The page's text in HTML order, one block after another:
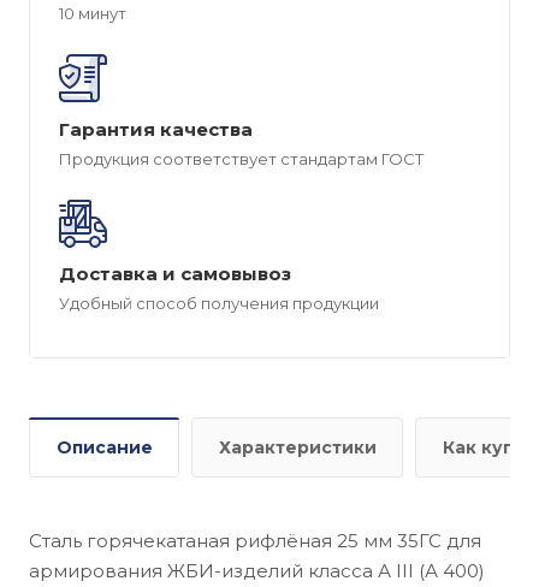
10 минут
Гарантия качества
Продукция соответствует стандартам ГОСТ
Доставка и самовывоз
Удобный способ получения продукции
Описание Характеристики Как
Сталь горячекатаная рифлёная 25 мм 35ГС для
армирования ЖБИ-изделий класса А III (А 400)